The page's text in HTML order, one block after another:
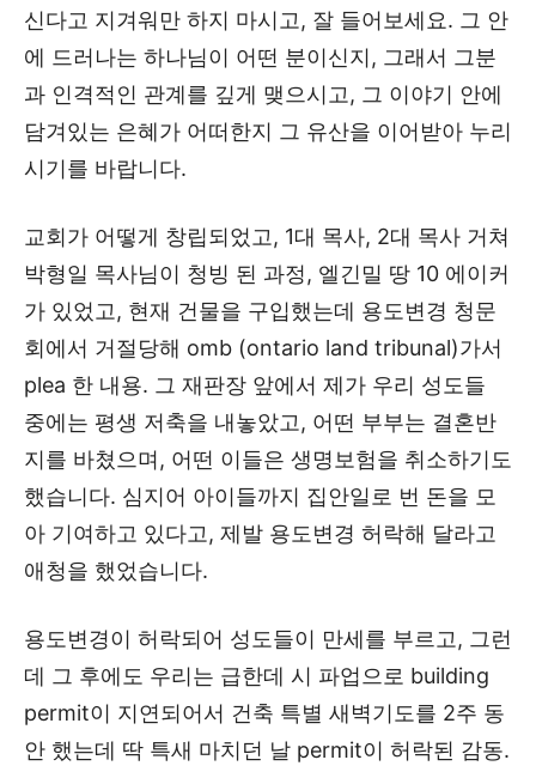
신다고 지겨워만 하지 마시고, 잘 들어보세요. 그 안
에 드러나는 하나님이 어떤 분이신지, 그래서 그분
과 인격적인 관계를 깊게 맺으시고, 그 이야기 안에
담겨있는 은혜가 어떠한지 그 유산을 이어받아 누리
시기를 바랍니다.
교회가 어떻게 창립되었고, 1대 목사, 2대 목사 거쳐
박형일 목사님이 청빙 된 과정, 엘긴밀 땅 10 에이커
가 있었고, 현재 건물을 구입했는데 용도변경 청문
회에서 거절당해 omb (ontario land tribunal)가서
plea 한 내용. 그 재판장 앞에서 제가 우리 성도들
중에는 평생 저축을 내놓았고, 어떤 부부는 결혼반
지를 바쳤으며, 어떤 이들은 생명보험을 취소하기도
했습니다. 심지어 아이들까지 집안일로 번 돈을 모
아 기여하고 있다고, 제발 용도변경 허락해 달라고
애청을 했었습니다.
용도변경이 허락되어 성도들이 만세를 부르고, 그런
데 그 후에도 우리는 급한데 시 파업으로 building
permit이 지연되어서 건축 특별 새벽기도를 2주 동
안 했는데 딱 특새 마치던 날 permit이 허락된 감동.